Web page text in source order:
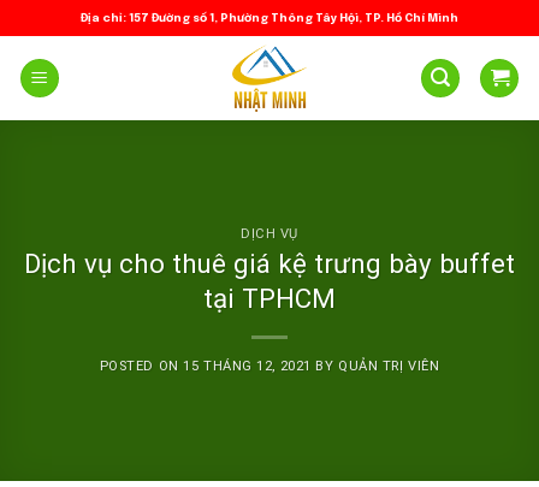
to
content
Địa chỉ: 157 Đường số 1, Phường Thông Tây Hội, TP. Hồ Chí Minh
DỊCH VỤ
Dịch vụ cho thuê giá kệ trưng bày buffet
tại TPHCM
POSTED ON15 THÁNG 12, 2021 BY QUẢN TRỊ VIÊN